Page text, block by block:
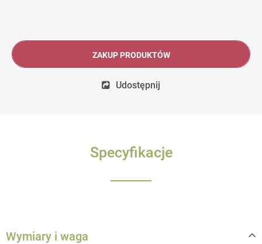
ZAKUP PRODUKTÓW
Udostępnij
Specyfikacje
Wymiary i waga